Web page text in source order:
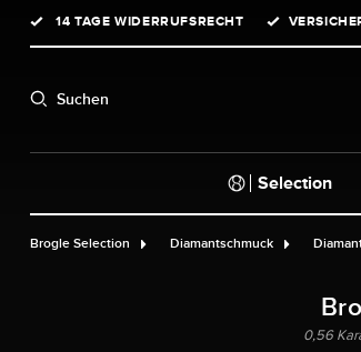
Zur Hauptnavigation springen
14 TAGE WIDERRUFSRECHT
Suchen
Selection
Brogle Selection Diamantschmuck
0,56